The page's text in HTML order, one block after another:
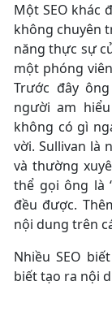
Một SEO khác
không chuyên
năng thực sự
một phóng
Trước đây
người am
không có gì
vời. Sullivan là
và thường
thể gọi ông là
đều được.
nội dung trên
Nhiều SEO
biết tạo ra nội